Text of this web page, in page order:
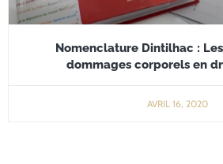
Nomenclature Dintilhac :
dommages corporels en
AVRIL 16, 2020